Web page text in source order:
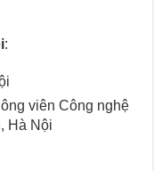
:
viên Công nghệ
Hà Nội